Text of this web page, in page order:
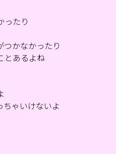
ったり
かなかったり
とあるよね
ちゃいけないよ